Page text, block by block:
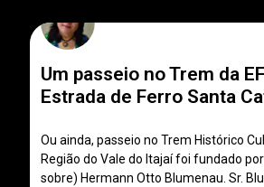
Um passeio no Trem da
Estrada de Ferro Santa
Ou ainda, passeio no Trem Histórico
Região do Vale do Itajaí foi fundado
sobre) Hermann Otto Blumenau. Sr.